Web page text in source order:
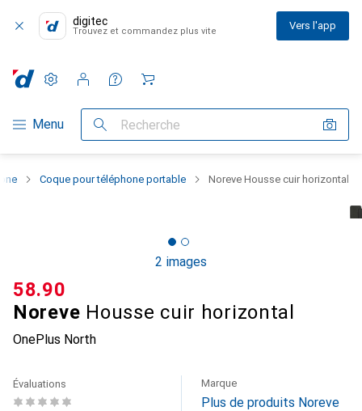
digitec
Trouvez et commandez plus vite Vers l'app
Navigation par catégorie
Menu Recherche
Paramètres
Compte client
Listes de comparaison
Listes d'envies
Panier
Coque pour téléphone portable Noreve Housse cuir horizontal
2 images
Noreve Housse cuir horizontal
OnePlus North
CHF
58.90
Évaluations Marque
Plus de produits Noreve